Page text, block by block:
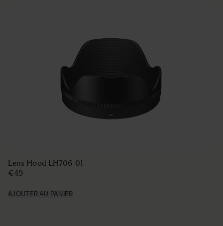
Lens Hood LH706-01
€49
AJOUTER AU PANIER